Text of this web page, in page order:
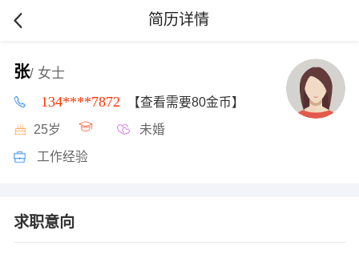
简历详情
张/ 女士
134****7872 【查看需要80金币】
25岁 未婚
工作经验
求职意向